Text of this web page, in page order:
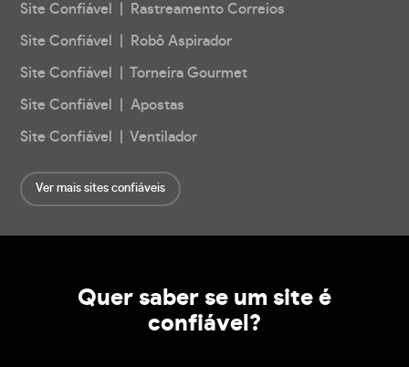
Site Confiável | Rastreamento Correios
Site Confiável | Robô Aspirador
Site Confiável | Torneira Gourmet
Site Confiável | Apostas
Site Confiável | Ventilador
Ver mais sites confiáveis
Quer saber se um site é
confiável?